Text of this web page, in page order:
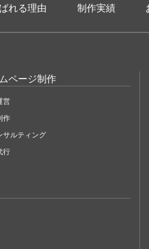
れる理由 制作実績
ページ制作
営
作
サルティング
行